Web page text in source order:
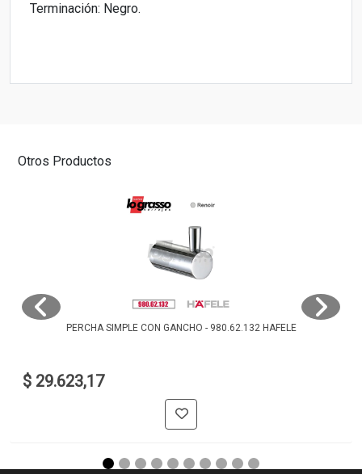
Terminación: Negro.
Otros Productos
PERCHA SIMPLE CON GANCHO - 980.62.132 HAFELE
$ 29.623,17